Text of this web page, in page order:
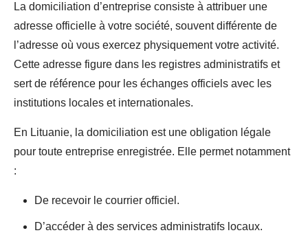
La domiciliation d’entreprise consiste à attribuer une
adresse officielle à votre société, souvent différente de
l’adresse où vous exercez physiquement votre activité.
Cette adresse figure dans les registres administratifs et
sert de référence pour les échanges officiels avec les
institutions locales et internationales.
En Lituanie, la domiciliation est une obligation légale
pour toute entreprise enregistrée. Elle permet notamment
:
De recevoir le courrier officiel.
D’accéder à des services administratifs locaux.